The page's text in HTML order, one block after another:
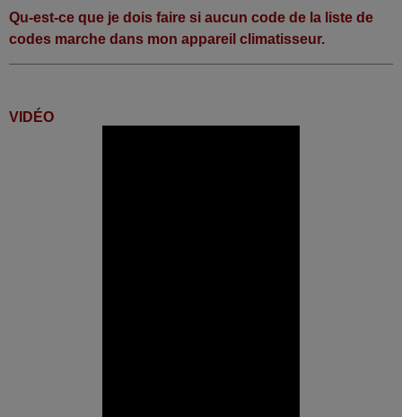
Qu-est-ce que je dois faire si aucun code de la liste de
codes marche dans mon appareil climatisseur.
VIDÉO